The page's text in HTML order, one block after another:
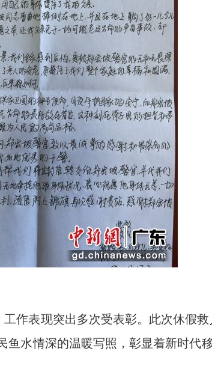
表现突出多次受表彰。此次休假救
鱼水情深的温暖写照，彰显着新时代